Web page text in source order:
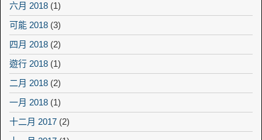
六月 2018 (1)
可能 2018 (3)
四月 2018 (2)
遊行 2018 (1)
二月 2018 (2)
一月 2018 (1)
十二月 2017 (2)